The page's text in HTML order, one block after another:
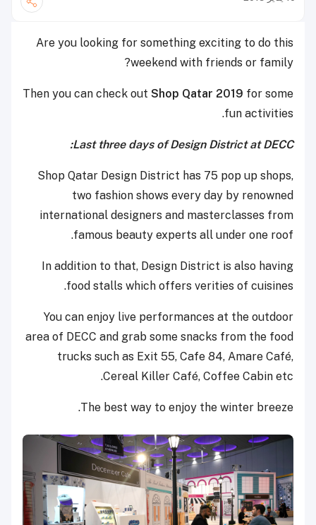
Are you looking for something exciting to do this
weekend with friends or family?
Then you can check out Shop Qatar 2019 for some
fun activities.
Last three days of Design District at DECC:
Shop Qatar Design District has 75 pop up shops,
two fashion shows every day by renowned
international designers and masterclasses from
famous beauty experts all under one roof.
In addition to that, Design District is also having
food stalls which offers verities of cuisines.
You can enjoy live performances at the outdoor
area of DECC and grab some snacks from the food
trucks such as Exit 55, Cafe 84, Amare Café,
Cereal Killer Café, Coffee Cabin etc.
The best way to enjoy the winter breeze.